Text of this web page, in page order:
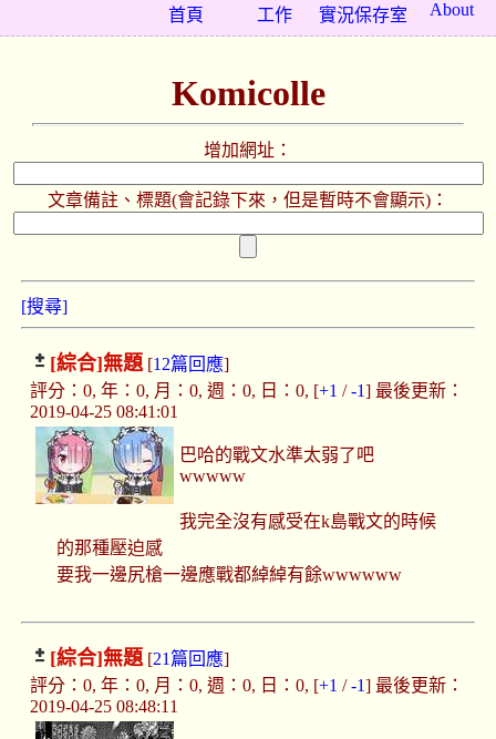
About
實況保存室
工作
首頁
Komicolle
增加網址：
文章備註、標題(會記錄下來，但是暫時不會顯示)：
[搜尋]
[綜合]無題[12篇回應]
評分：0, 年：0, 月：0, 週：0, 日：0, [+1 /-1] 最後更新：
2019-04-25 08:41:01
巴哈的戰文水準太弱了吧
wwwww
我完全沒有感受在k島戰文的時候
的那種壓迫感
要我一邊尻槍一邊應戰都綽綽有餘wwwwww
[綜合]無題[21篇回應]
評分：0, 年：0, 月：0, 週：0, 日：0, [+1 /-1] 最後更新：
2019-04-25 08:48:11